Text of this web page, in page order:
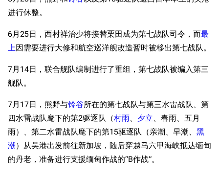
进行休整。
6月25日，西村祥治少将接替栗田成为第七战队司令，而最
上因需要进行大修和航空巡洋舰改造暂时被移出第七战队。
7月14日，联合舰队编制进行了重组，第七战队被编入第三
舰队。
7月17日，熊野与铃谷所在的第七战队与第三水雷战队、第
四水雷战队麾下的第2驱逐队（村雨、 夕立、春雨、五月
雨）、第二水雷战队麾下的第15驱逐队（亲潮、早潮、 黑
潮）从吴港出发前往新加坡，随后穿越马六甲海峡抵达缅甸
的丹老，准备进行支援缅甸作战的“B作战”。